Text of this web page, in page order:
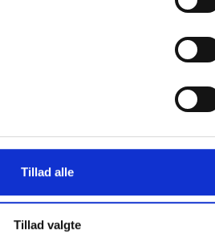
Tillad alle
Tillad valgte
Køb mere og spar